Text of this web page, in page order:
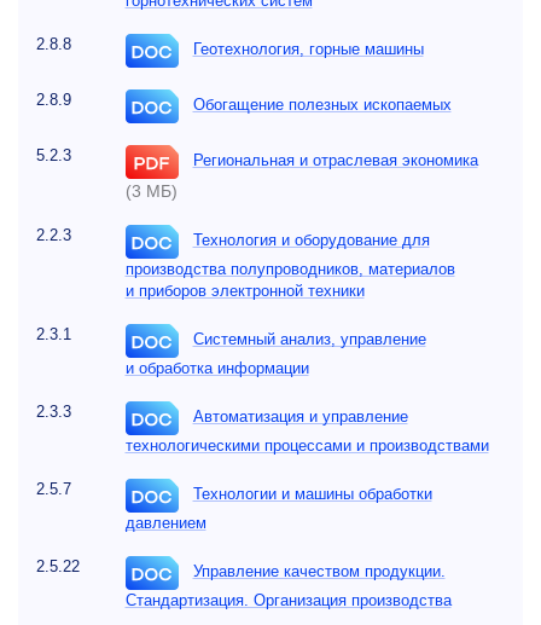
2.8.8 Геотехнология, горные машины
2.8.9 Обогащение полезных ископаемых
5.2.3 Региональная и отраслевая экономика
(3 МБ)
2.2.3
Технология и оборудование для
производства полупроводников, материалов
и приборов электронной техники
2.3.1
Системный анализ, управление
и обработка информации
2.3.3
Автоматизация и управление
технологическими процессами и производствами
2.5.7
Технологии и машины обработки
давлением
2.5.22
Управление качеством продукции.
Стандартизация. Организация производства